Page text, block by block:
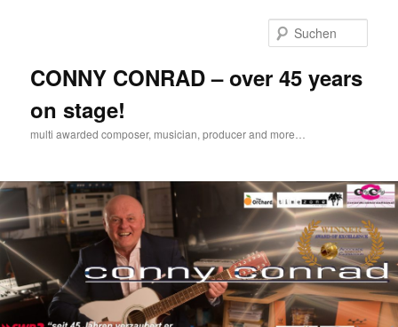
CONNY CONRAD – over 45 years
on stage!
multi awarded composer, musician, producer and more…